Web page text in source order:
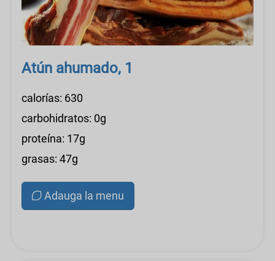
Atún ahumado, 1
calorías: 630
carbohidratos: 0g
proteína: 17g
grasas: 47g
Adauga la menu